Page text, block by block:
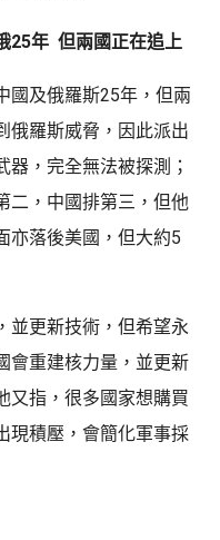
25年 但兩國正在追上
國及俄羅斯25年，但兩
俄羅斯威脅，因此派出
，完全無法被探測；
二，中國排第三，但他
亦落後美國，但大約5
並更新技術，但希望永
會重建核力量，並更新
又指，很多國家想購買
現積壓，會簡化軍事採